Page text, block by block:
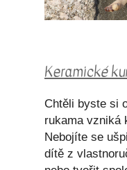
Keramické
Chtěli byste si
rukama vzniká
Nebojíte se
dítě z